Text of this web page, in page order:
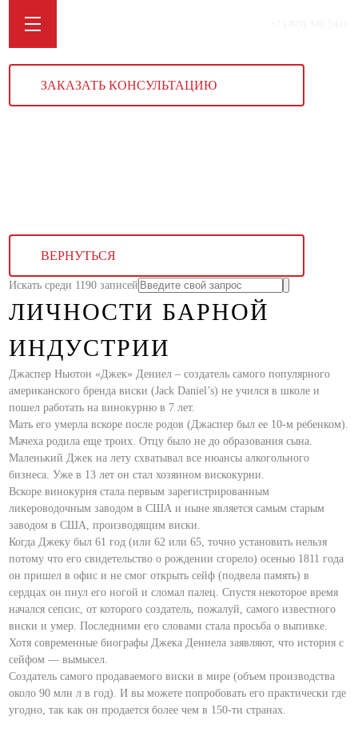
ЗАКАЗАТЬ КОНСУЛЬТАЦИЮ
ВЕРНУТЬСЯ
Искать среди 1190 записей
ЛИЧНОСТИ БАРНОЙ
ИНДУСТРИИ
Джаспер Ньютон «Джек» Дениел – создатель самого популярного
американского бренда виски (Jack Daniel’s) не учился в школе и
пошел работать на винокурню в 7 лет.
Мать его умерла вскоре после родов (Джаспер был ее 10-м ребенком).
Мачеха родила еще троих. Отцу было не до образования сына.
Маленький Джек на лету схватывал все нюансы алкогольного
бизнеса. Уже в 13 лет он стал хозяином вискокурни.
Вскоре винокурня стала первым зарегистрированным
ликероводочным заводом в США и ныне является самым старым
заводом в США, производящим виски.
Когда Джеку был 61 год (или 62 или 65, точно установить нельзя
потому что его свидетельство о рождении сгорело) осенью 1811 года
он пришел в офис и не смог открыть сейф (подвела память) в
сердцах он пнул его ногой и сломал палец. Спустя некоторое время
начался сепсис, от которого создатель, пожалуй, самого известного
виски и умер. Последними его словами стала просьба о выпивке.
Хотя современные биографы Джека Дениела заявляют, что история с
сейфом — вымысел.
Создатель самого продаваемого виски в мире (объем производства
около 90 млн л в год). И вы можете попробовать его практически где
угодно, так как он продается более чем в 150-ти странах.